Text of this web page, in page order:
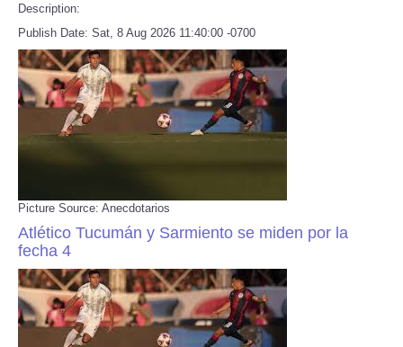
Description:
Publish Date: Sat, 8 Aug 2026 11:40:00 -0700
Picture Source: Anecdotarios
Atlético Tucumán y Sarmiento se miden por la
fecha 4